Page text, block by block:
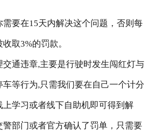
需要在15天内解决这个问题，否则每
取3%的罚款。
通违章,主要是行驶时发生闯红灯与
等行为,只需我们要在自己一个计分
上学习或者线下自助机即可得到解
警部门或者官方确认了罚单，只需要